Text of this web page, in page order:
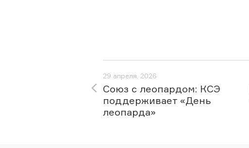
29 апреля, 2026
Союз с леопардом: КСЭ
поддерживает «День
леопарда»